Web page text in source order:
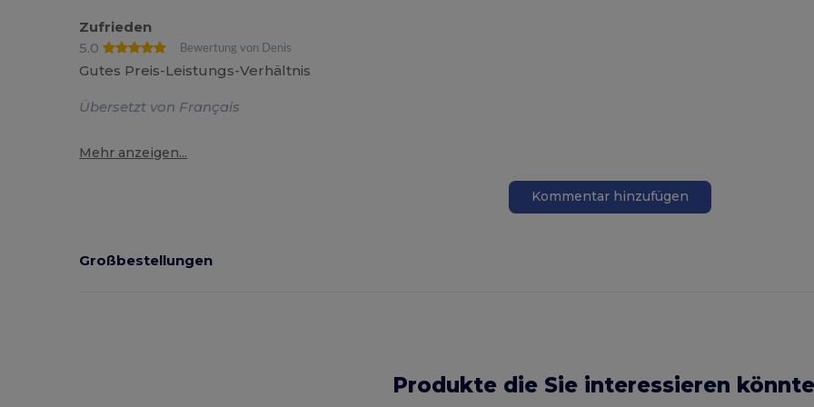
Zufrieden
5.0
Bewertung von Denis
Gutes Preis-Leistungs-Verhältnis
Übersetzt von Français
Mehr anzeigen...
Kommentar hinzufügen
Großbestellungen
Produkte die Sie interessieren